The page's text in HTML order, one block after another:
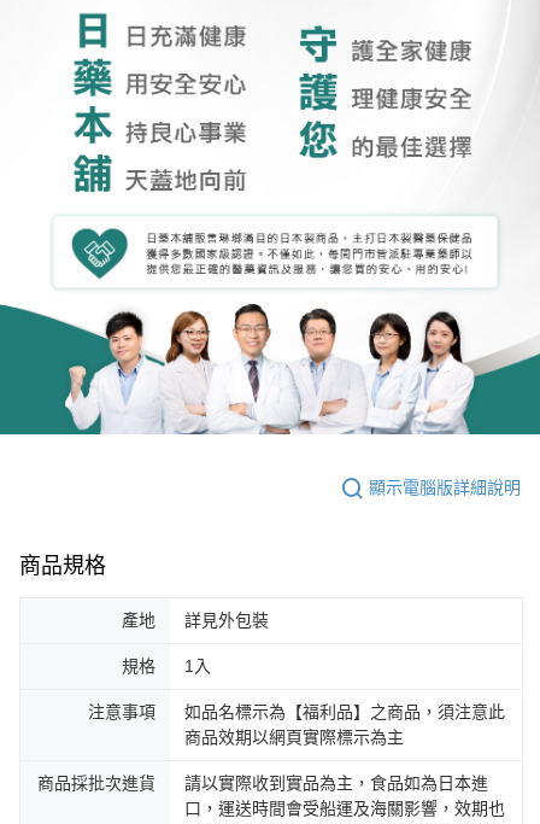
顯示電腦版詳細說明
商品規格
產地 詳見外包裝
規格 1入
注意事項
如品名標示為【福利品】之商品，須注意此
商品效期以網頁實際標示為主
商品採批次進貨
請以實際收到實品為主，食品如為日本進
口，運送時間會受船運及海關影響，效期也